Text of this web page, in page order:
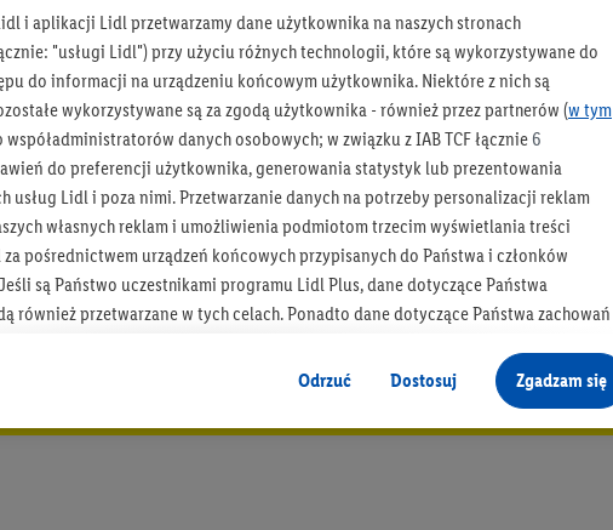
Bądź na bieżąco
Otrzymuj newsletter Lidla
Zapisz się!
i aplikacji Lidl przetwarzamy dane użytkownika na naszych stronach
"usługi Lidl") przy użyciu różnych technologii, które są wykorzystywane do
do informacji na urządzeniu końcowym użytkownika. Niektóre z nich są
wykorzystywane są za zgodą użytkownika - również przez partnerów (w tym
danych osobowych; w związku z IAB TCF łącznie 6
do preferencji użytkownika, generowania statystyk lub prezentowania
usług Lidl i poza nimi. Przetwarzanie danych na potrzeby personalizacji reklam
własnych reklam i umożliwienia podmiotom trzecim wyświetlania treści
pośrednictwem urządzeń końcowych przypisanych do Państwa i członków
są Państwo uczestnikami programu Lidl Plus, dane dotyczące Państwa
również przetwarzane w tych celach. Ponadto dane dotyczące Państwa zachowań
jako niezależny administrator danych
opiera się na generowaniu profili, które są również wzbogacane o dane z innych
Odrzuć Dostosuj Zgadzam się